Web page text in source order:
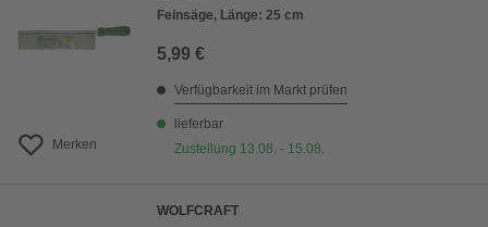
Merken
Feinsäge, Länge: 25 cm
5,99 €
Verfügbarkeit im Markt prüfen
lieferbar
Zustellung 13.08. - 15.08.
WOLFCRAFT